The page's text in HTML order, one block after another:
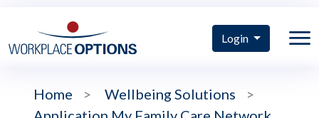
Login
Home > Wellbeing Solutions
>